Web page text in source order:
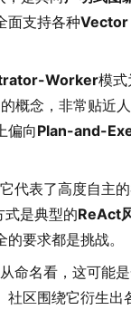
面支持各种Vector
Worker模式
概念，非常贴近
偏向Plan-and-
代表了高度自主的
是典型的ReAct
要求都是挑战。
从命名看，这可能
社区围绕它衍生